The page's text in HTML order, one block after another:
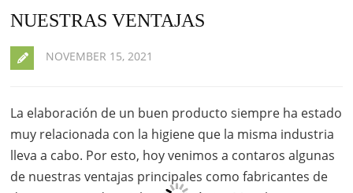
NUESTRAS VENTAJAS
NOVEMBER 15, 2021
La elaboración de un buen producto siempre ha estado
muy relacionada con la higiene que la misma industria
lleva a cabo. Por esto, hoy venimos a contaros algunas
de nuestras ventajas principales como fabricantes de